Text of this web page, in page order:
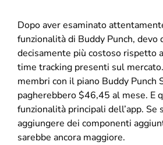
Dopo aver esaminato
funzionalità di Buddy Punch, devo
decisamente più costoso rispetto
time tracking presenti sul
membri con il piano Buddy Punch
pagherebbero $46,45 al mese. E
funzionalità principali dell’app. Se
aggiungere dei componenti
sarebbe ancora maggiore.